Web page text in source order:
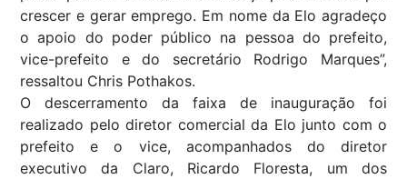
crescer e gerar emprego. Em nome da Elo agradeço
o apoio do poder público na pessoa do prefeito,
vice-prefeito e do secretário Rodrigo Marques”,
ressaltou Chris Pothakos.
O descerramento da faixa de inauguração foi
realizado pelo diretor comercial da Elo junto com o
prefeito e o vice, acompanhados do diretor
executivo da Claro, Ricardo Floresta, um dos